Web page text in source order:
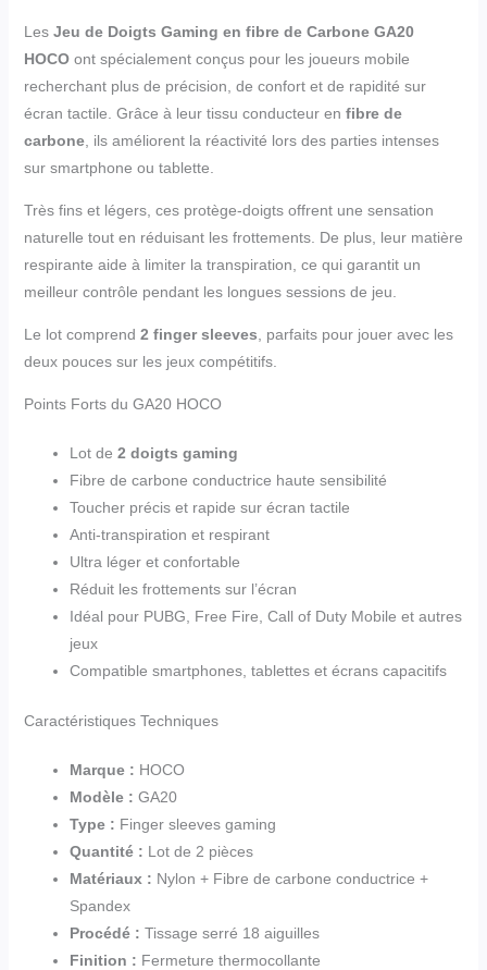
Les Jeu de Doigts Gaming en fibre de Carbone GA20
HOCOont spécialement conçus pour les joueurs mobile
recherchant plus de précision, de confort et de rapidité sur
écran tactile. Grâce à leur tissu conducteur en fibre de
carbone, ils améliorent la réactivité lors des parties intenses
sur smartphone ou tablette.
Très fins et légers, ces protège-doigts offrent une sensation
naturelle tout en réduisant les frottements. De plus, leur matière
respirante aide à limiter la transpiration, ce qui garantit un
meilleur contrôle pendant les longues sessions de jeu.
Le lot comprend 2 finger sleeves , parfaits pour jouer avec les
deux pouces sur les jeux compétitifs.
Points Forts du GA20 HOCO
Lot de 2 doigts gaming
Fibre de carbone conductrice haute sensibilité
Toucher précis et rapide sur écran tactile
Anti-transpiration et respirant
Ultra léger et confortable
Réduit les frottements sur l’écran
Idéal pour PUBG, Free Fire, Call of Duty Mobile et autres
jeux
Compatible smartphones, tablettes et écrans capacitifs
Caractéristiques Techniques
Marque : HOCO
Modèle : GA20
Type : Finger sleeves gaming
Quantité : Lot de 2 pièces
Matériaux : Nylon + Fibre de carbone conductrice +
Spandex
Procédé : Tissage serré 18 aiguilles
Finition : Fermeture thermocollante